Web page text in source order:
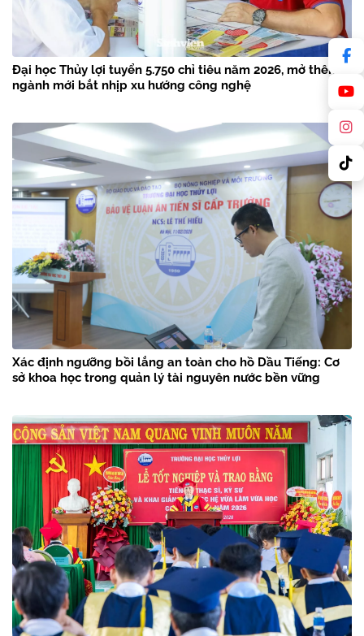
Đại học Thủy lợi tuyển 5.750 chỉ tiêu năm 2026, mở thêm 3
ngành mới bắt nhịp xu hướng công nghệ
Xác định ngưỡng bồi lắng an toàn cho hồ Dầu Tiếng: Cơ
sở khoa học trong quản lý tài nguyên nước bền vững